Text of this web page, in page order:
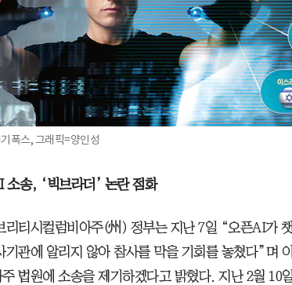
폭스, 그래픽=양인성
송, ‘빅브라더’ 논란 점화
리티시컬럼비아주(州) 정부는 지난 7일 “오픈AI가
기관에 알리지 않아 참사를 막을 기회를 놓쳤다”며
주 법원에 소송을 제기하겠다고 밝혔다. 지난 2월 10